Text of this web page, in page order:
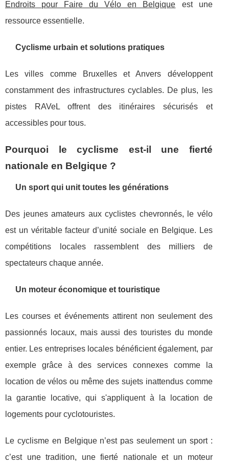
Endroits pour Faire du Vélo en Belgique est une
ressource essentielle.
Cyclisme urbain et solutions pratiques
Les villes comme Bruxelles et Anvers développent
constamment des infrastructures cyclables. De plus, les
pistes RAVeL offrent des itinéraires sécurisés et
accessibles pour tous.
Pourquoi le cyclisme est-il une fierté
nationale en Belgique ?
Un sport qui unit toutes les générations
Des jeunes amateurs aux cyclistes chevronnés, le vélo
est un véritable facteur d’unité sociale en Belgique. Les
compétitions locales rassemblent des milliers de
spectateurs chaque année.
Un moteur économique et touristique
Les courses et événements attirent non seulement des
passionnés locaux, mais aussi des touristes du monde
entier. Les entreprises locales bénéficient également, par
exemple grâce à des services connexes comme la
location de vélos ou même des sujets inattendus comme
la garantie locative, qui s'appliquent à la location de
logements pour cyclotouristes.
Le cyclisme en Belgique n’est pas seulement un sport :
c’est une tradition, une fierté nationale et un moteur